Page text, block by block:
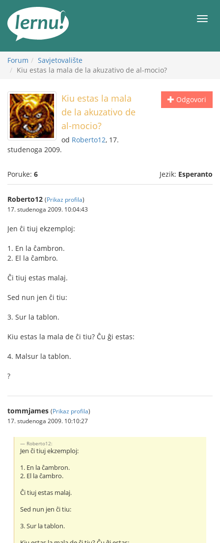
Meni
Forum
Savjetovalište
Kiu estas la mala de la akuzativo de al-mocio?
Odgovori
Kiu estas la mala
de la akuzativo de
al-mocio?
od Roberto12, 17.
studenoga 2009.
Poruke: 6 Jezik: Esperanto
Roberto12 (Prikaz profila)
17. studenoga 2009. 10:04:43
Jen ĉi tiuj ekzemploj:
1. En la ĉambron.
2. El la ĉambro.
Ĉi tiuj estas malaj.
Sed nun jen ĉi tiu:
3. Sur la tablon.
Kiu estas la mala de ĉi tiu? Ĉu ĝi estas:
4. Malsur la tablon.
?
tommjames (Prikaz profila)
17. studenoga 2009. 10:10:27
Roberto12:
Jen ĉi tiuj ekzemploj:
1. En la ĉambron.
2. El la ĉambro.
Ĉi tiuj estas malaj.
Sed nun jen ĉi tiu:
3. Sur la tablon.